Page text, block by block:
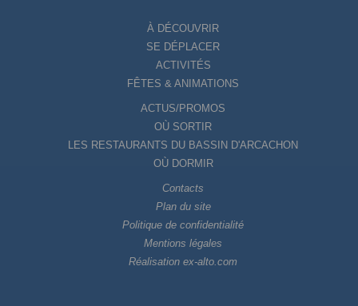
À DÉCOUVRIR
SE DÉPLACER
ACTIVITÉS
FÊTES & ANIMATIONS
ACTUS/PROMOS
OÙ SORTIR
LES RESTAURANTS DU BASSIN D'ARCACHON
OÙ DORMIR
Contacts
Plan du site
Politique de confidentialité
Mentions légales
Réalisation ex-alto.com